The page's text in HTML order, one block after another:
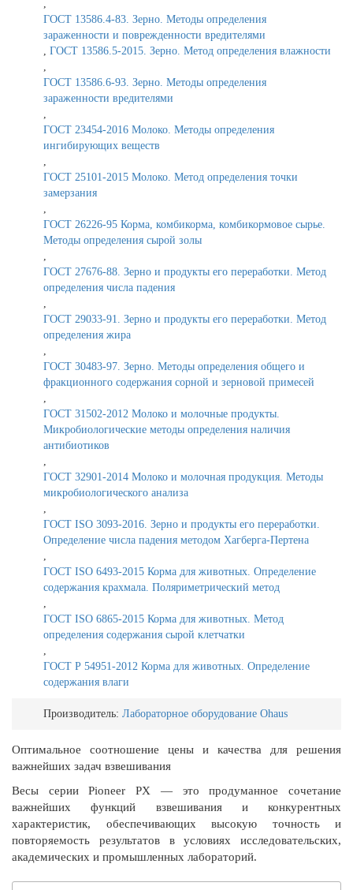
,
ГОСТ 13586.4-83. Зерно. Методы определения
зараженности и поврежденности вредителями
, ГОСТ 13586.5-2015. Зерно. Метод определения влажности
,
ГОСТ 13586.6-93. Зерно. Методы определения
зараженности вредителями
,
ГОСТ 23454-2016 Молоко. Методы определения
ингибирующих веществ
,
ГОСТ 25101-2015 Молоко. Метод определения точки
замерзания
,
ГОСТ 26226-95 Корма, комбикорма, комбикормовое сырье.
Методы определения сырой золы
,
ГОСТ 27676-88. Зерно и продукты его переработки. Метод
определения числа падения
,
ГОСТ 29033-91. Зерно и продукты его переработки. Метод
определения жира
,
ГОСТ 30483-97. Зерно. Методы определения общего и
фракционного содержания сорной и зерновой примесей
,
ГОСТ 31502-2012 Молоко и молочные продукты.
Микробиологические методы определения наличия
антибиотиков
,
ГОСТ 32901-2014 Молоко и молочная продукция. Методы
микробиологического анализа
,
ГОСТ ISO 3093-2016. Зерно и продукты его переработки.
Определение числа падения методом Хагберга-Пертена
,
ГОСТ ISO 6493-2015 Корма для животных. Определение
содержания крахмала. Поляриметрический метод
,
ГОСТ ISO 6865-2015 Корма для животных. Метод
определения содержания сырой клетчатки
,
ГОСТ Р 54951-2012 Корма для животных. Определение
содержания влаги
Производитель: Лабораторное оборудование Ohaus
Оптимальное соотношение цены и качества для решения
важнейших задач взвешивания
Весы серии Pioneer PX — это продуманное сочетание
важнейших функций взвешивания и конкурентных
характеристик, обеспечивающих высокую точность и
повторяемость результатов в условиях исследовательских,
академических и промышленных лабораторий.